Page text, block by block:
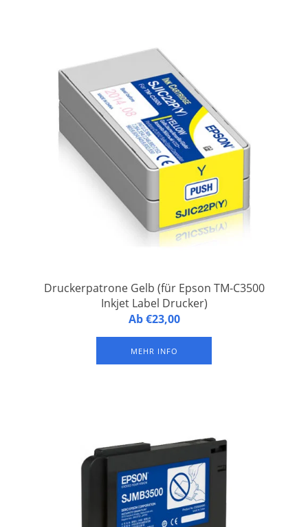
Druckerpatrone Gelb (für Epson TM-C3500
Inkjet Label Drucker)
Druckerpatrone Gelb TM-C3500 Yellow (für Epson TM-C3500
Ab €23,00
MEHR INFO